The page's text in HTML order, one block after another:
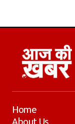
Home